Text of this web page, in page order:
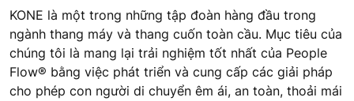
KONE là một trong những tập đoàn hàng đầu trong
ngành thang máy và thang cuốn toàn cầu. Mục tiêu của
chúng tôi là mang lại trải nghiệm tốt nhất của People
Flow® bằng việc phát triển và cung cấp các giải pháp
cho phép con người di chuyển êm ái, an toàn, thoải mái